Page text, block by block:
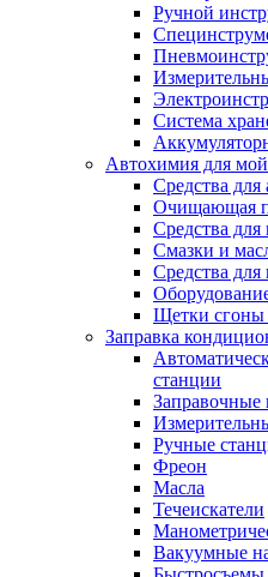
Ручной
Система
Автохимия для
Средства для
Очищающая
Средства
Смазки и
Средства
Щетки сгоны
Заправка
станции
Заправочные
Ручные
Фреон
Масла
Течеискатели
Вакуумные